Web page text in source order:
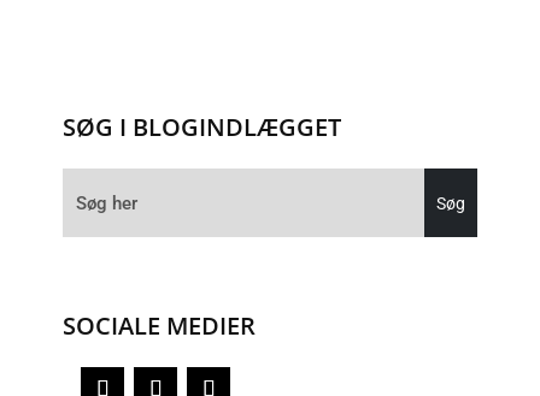
SØG I BLOGINDLÆGGET
SOCIALE MEDIER